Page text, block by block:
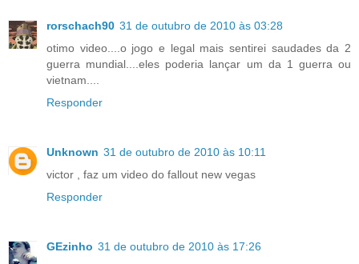
rorschach90 31 de outubro de 2010 às 03:28
otimo video....o jogo e legal mais sentirei saudades da 2
guerra mundial....eles poderia lançar um da 1 guerra ou
vietnam....
Responder
Unknown 31 de outubro de 2010 às 10:11
victor , faz um video do fallout new vegas
Responder
GEzinho 31 de outubro de 2010 às 17:26